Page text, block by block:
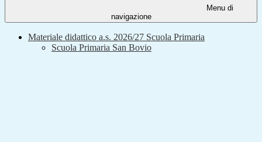
Menu di
navigazione
Materiale didattico a.s. 2026/27 Scuola Primaria
Scuola Primaria San Bovio